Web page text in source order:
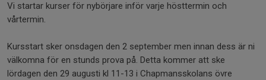
Vi startar kurser för nybörjare inför varje hösttermin och
vårtermin.
Kursstart sker onsdagen den 2 september men innan dess är ni
välkomna för en stunds prova på. Detta kommer att ske
lördagen den 29 augusti kl 11-13 i Chapmansskolans övre